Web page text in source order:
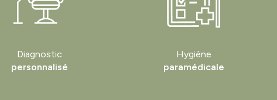
Diagnostic
personnalisé
Hygiène
paramédicale